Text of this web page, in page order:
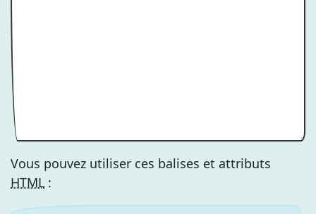
Vous pouvez utiliser ces balises et attributs
HTML :